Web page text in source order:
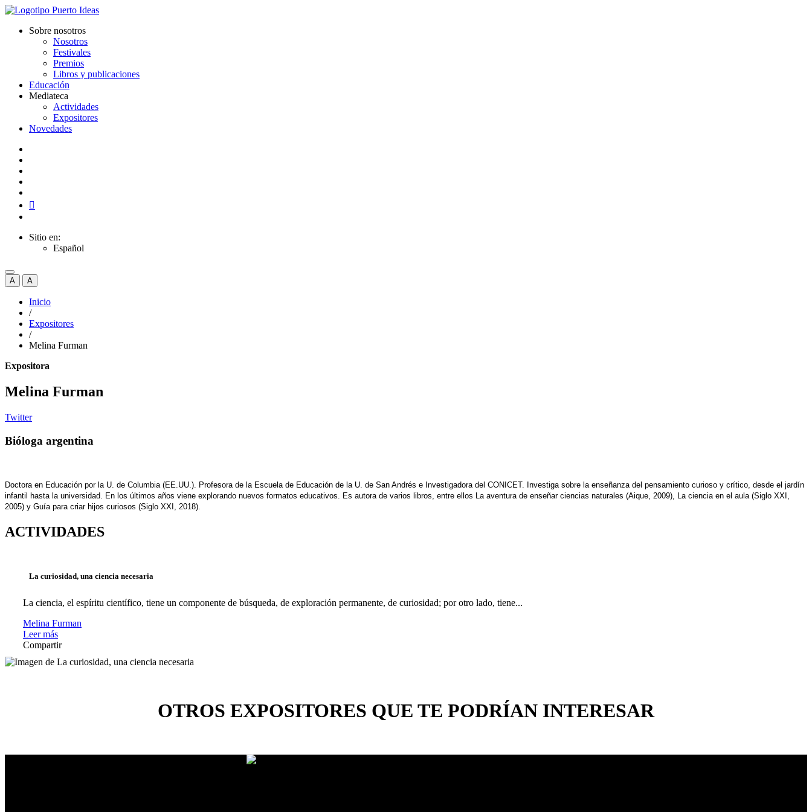
Sobre nosotros
Nosotros
Festivales
Premios
Libros y publicaciones
Educación
Mediateca
Actividades
Expositores
Novedades
Sitio en:
Español
A A
Inicio
/
Expositores
/
Melina Furman
Expositora
Melina Furman
Twitter
Bióloga argentina
Doctora en Educación por la U. de Columbia (EE.UU.). Profesora de la Escuela de Educación de la U. de San Andrés e Investigadora del CONICET. Investiga sobre la enseñanza del pensamiento curioso y crítico, desde el jardín
infantil hasta la universidad. En los últimos años viene explorando nuevos formatos educativos. Es autora de varios libros, entre ellos La aventura de enseñar ciencias naturales (Aique, 2009), La ciencia en el aula (Siglo XXI,
2005) y Guía para criar hijos curiosos (Siglo XXI, 2018).
ACTIVIDADES
La curiosidad, una ciencia necesaria
La ciencia, el espíritu científico, tiene un componente de búsqueda, de exploración permanente, de curiosidad; por otro lado, tiene...
Melina Furman
Leer más
Compartir
OTROS EXPOSITORES QUE TE PODRÍAN INTERESAR